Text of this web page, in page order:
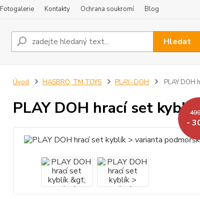
Fotogalerie Kontakty Ochrana soukromí Blog
Hledat
Úvod HASBRO, TM TOYS PLAY- DOH PLAY DOH
PLAY DOH hrací set
-